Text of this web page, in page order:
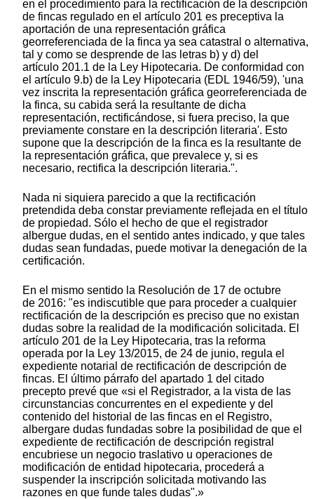
en el procedimiento para la rectificación de la descripción
de fincas regulado en el artículo 201 es preceptiva la
aportación de una representación gráfica
georreferenciada de la finca ya sea catastral o alternativa,
tal y como se desprende de las letras b) y d) del
artículo 201.1 de la Ley Hipotecaria. De conformidad con
el artículo 9.b) de la Ley Hipotecaria (EDL 1946/59), 'una
vez inscrita la representación gráfica georreferenciada de
la finca, su cabida será la resultante de dicha
representación, rectificándose, si fuera preciso, la que
previamente constare en la descripción literaria'. Esto
supone que la descripción de la finca es la resultante de
la representación gráfica, que prevalece y, si es
necesario, rectifica la descripción literaria.".
Nada ni siquiera parecido a que la rectificación
pretendida deba constar previamente reflejada en el título
de propiedad. Sólo el hecho de que el registrador
albergue dudas, en el sentido antes indicado, y que tales
dudas sean fundadas, puede motivar la denegación de la
certificación.
En el mismo sentido la Resolución de 17 de octubre
de 2016: "es indiscutible que para proceder a cualquier
rectificación de la descripción es preciso que no existan
dudas sobre la realidad de la modificación solicitada. El
artículo 201 de la Ley Hipotecaria, tras la reforma
operada por la Ley 13/2015, de 24 de junio, regula el
expediente notarial de rectificación de descripción de
fincas. El último párrafo del apartado 1 del citado
precepto prevé que «si el Registrador, a la vista de las
circunstancias concurrentes en el expediente y del
contenido del historial de las fincas en el Registro,
albergare dudas fundadas sobre la posibilidad de que el
expediente de rectificación de descripción registral
encubriese un negocio traslativo u operaciones de
modificación de entidad hipotecaria, procederá a
suspender la inscripción solicitada motivando las
razones en que funde tales dudas".»